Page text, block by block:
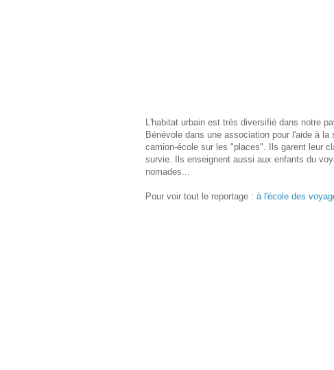
L'habitat urbain est très diversifié dans notre
Bénévole dans une association pour l'aide à
camion-école sur les "places". Ils garent leur
survie. Ils enseignent aussi aux enfants du
nomades...
Pour voir tout le reportage : à l'école des